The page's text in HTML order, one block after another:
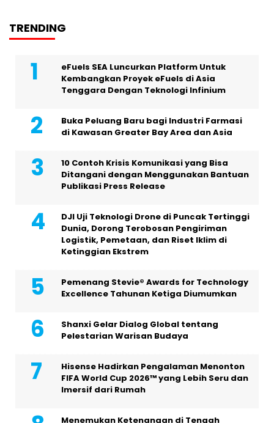
TRENDING
eFuels SEA Luncurkan Platform Untuk
Kembangkan Proyek eFuels di Asia
Tenggara Dengan Teknologi Infinium
Buka Peluang Baru bagi Industri Farmasi
di Kawasan Greater Bay Area dan Asia
10 Contoh Krisis Komunikasi yang Bisa
Ditangani dengan Menggunakan Bantuan
Publikasi Press Release
DJI Uji Teknologi Drone di Puncak Tertinggi
Dunia, Dorong Terobosan Pengiriman
Logistik, Pemetaan, dan Riset Iklim di
Ketinggian Ekstrem
Pemenang Stevie® Awards for Technology
Excellence Tahunan Ketiga Diumumkan
Shanxi Gelar Dialog Global tentang
Pelestarian Warisan Budaya
Hisense Hadirkan Pengalaman Menonton
FIFA World Cup 2026™ yang Lebih Seru dan
Imersif dari Rumah
Menemukan Ketenangan di Tengah